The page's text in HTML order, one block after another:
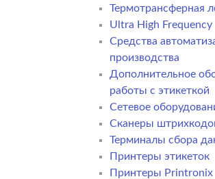
Термотрансферная
Ultra High Frequency
Средства
производства
Дополнительное
работы с этикеткой
Сетевое
Сканеры
Терминалы сбора
Принтеры этикеток
Принтеры Printronix